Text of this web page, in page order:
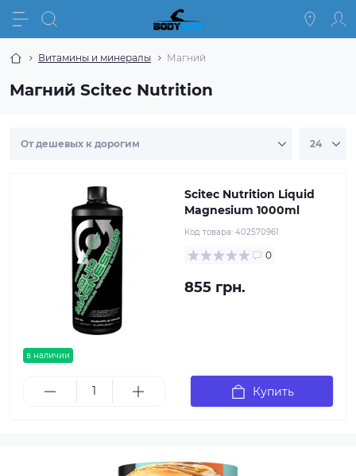
Витамины и минералы Магний
Магний Scitec Nutrition
в наличии
Scitec Nutrition Liquid
Magnesium 1000ml
Код товара: 402570961
0
855 грн.
Купить